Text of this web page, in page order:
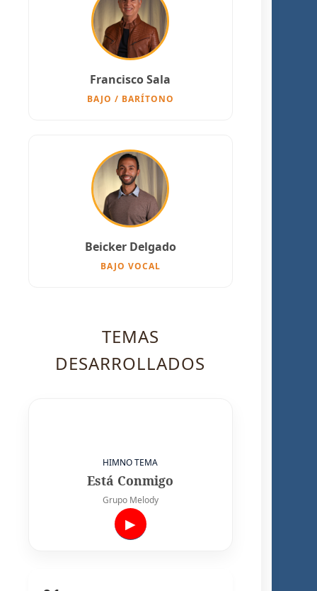
Francisco Sala
BAJO / BARÍTONO
Beicker Delgado
BAJO VOCAL
TEMAS
DESARROLLADOS
HIMNO TEMA
Está Conmigo
Grupo Melody
▶